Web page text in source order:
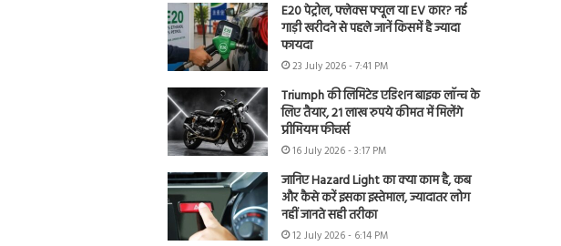
E20 पेट्रोल, फ्लेक्स फ्यूल या EV कार? नई
गाड़ी खरीदने से पहले जानें किसमें है ज्यादा
फायदा
23 July 2026 - 7:41 PM
Triumph की लिमिटेड एडिशन बाइक लॉन्च के
लिए तैयार, 21 लाख रुपये कीमत में मिलेंगे
प्रीमियम फीचर्स
16 July 2026 - 3:17 PM
जानिए Hazard Light का क्या काम है, कब
और कैसे करें इसका इस्तेमाल, ज्यादातर लोग
नहीं जानते सही तरीका
12 July 2026 - 6:14 PM